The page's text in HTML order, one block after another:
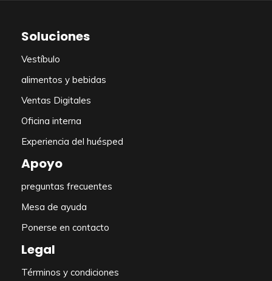
Soluciones
Vestíbulo
alimentos y bebidas
Ventas Digitales
Oficina interna
Experiencia del huésped
Apoyo
preguntas frecuentes
Mesa de ayuda
Ponerse en contacto
Legal
Términos y condiciones